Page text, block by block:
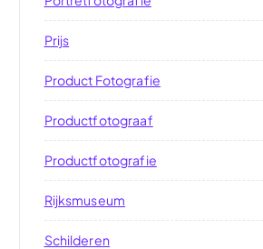
Prijs
Product Fotografie
Productfotograaf
Productfotografie
Rijksmuseum
Schilderen